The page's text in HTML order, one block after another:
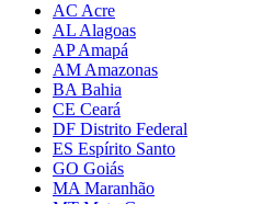
AC Acre
AL Alagoas
AP Amapá
AM Amazonas
BA Bahia
CE Ceará
DF Distrito Federal
ES Espírito Santo
GO Goiás
MA Maranhão